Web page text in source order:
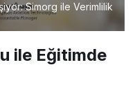
Simorg ile Verimlilik
ile Eğitimde